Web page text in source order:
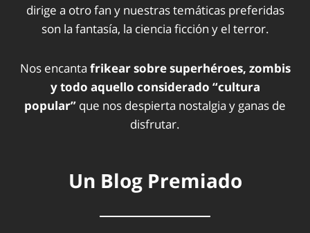
dirige a otro fan y nuestras temáticas preferidas
son la fantasía, la ciencia ficción y el terror.
Nos encanta frikear sobre superhéroes, zombis
y todo aquello considerado “cultura
popular” que nos despierta nostalgia y ganas de
disfrutar.
Un Blog Premiado